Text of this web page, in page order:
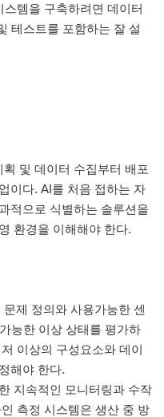
템을 구축하려면 데이터
테스트를 포함하는 잘 설
및 데이터 수집부터 배포
이다. AI를 처음 접하는 자
적으로 식별하는 솔루션을
환경을 이해해야 한다.
제 정의와 사용가능한 센
능한 이상 상태를 평가하
이상의 구성요소와 데이
해야 한다.
지속적인 모니터링과 수작
측정 시스템은 생산 중 방